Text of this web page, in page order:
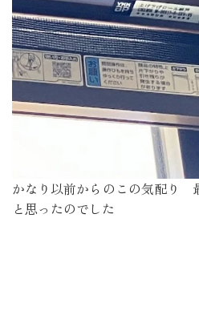
かなり以前からのこの気配り
と思ったのでした